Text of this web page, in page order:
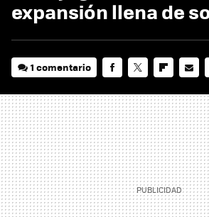
expansión llena de
1 comentario
MAIL